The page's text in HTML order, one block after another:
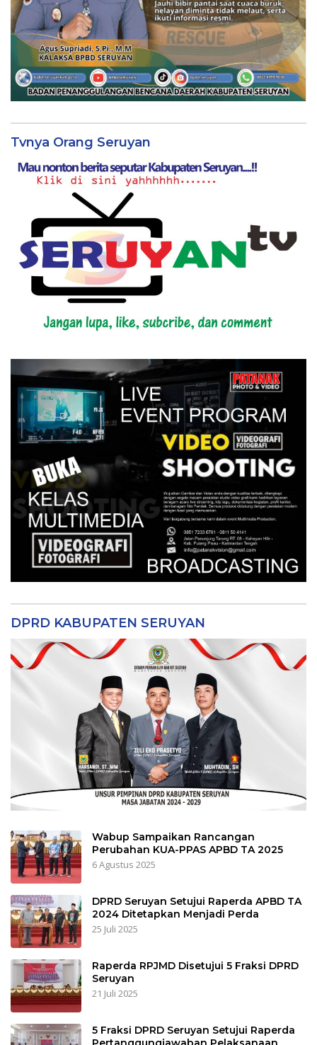
Tvnya Orang Seruyan
DPRD KABUPATEN SERUYAN
Wabup Sampaikan Rancangan
Perubahan KUA-PPAS APBD TA 2025
6 Agustus 2025
DPRD Seruyan Setujui Raperda APBD TA
2024 Ditetapkan Menjadi Perda
25 Juli 2025
Raperda RPJMD Disetujui 5 Fraksi DPRD
Seruyan
21 Juli 2025
5 Fraksi DPRD Seruyan Setujui Raperda